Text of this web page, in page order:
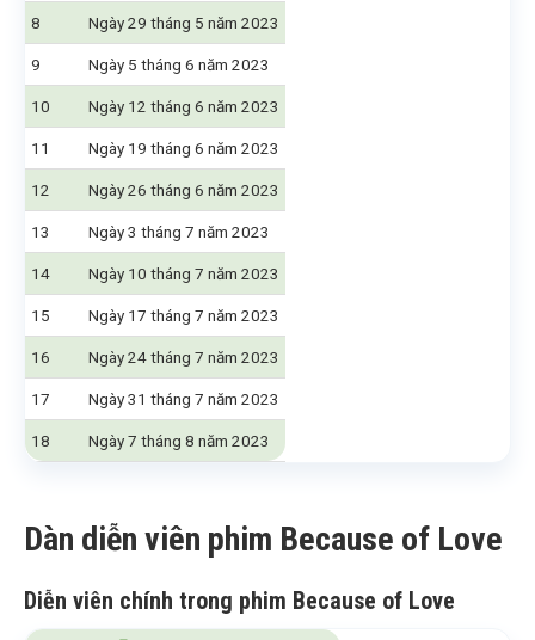
8 Ngày 29 tháng 5 năm 2023
9 Ngày 5 tháng 6 năm 2023
10 Ngày 12 tháng 6 năm 2023
11 Ngày 19 tháng 6 năm 2023
12 Ngày 26 tháng 6 năm 2023
13 Ngày 3 tháng 7 năm 2023
14 Ngày 10 tháng 7 năm 2023
15 Ngày 17 tháng 7 năm 2023
16 Ngày 24 tháng 7 năm 2023
17 Ngày 31 tháng 7 năm 2023
18 Ngày 7 tháng 8 năm 2023
Dàn diễn viên phim Because of Love
Diễn viên chính trong phim Because of Love